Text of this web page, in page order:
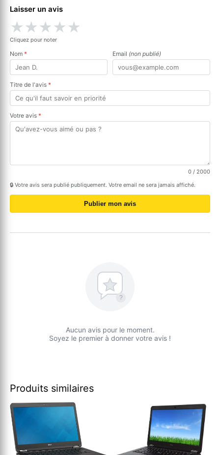
Laisser un avis
★★★★★
Cliquez pour noter
Nom * Email (non publié)
Titre de l'avis *
Votre avis *
0 / 2000
🔒 Votre avis sera publié publiquement. Votre email ne sera jamais affiché.
Publier mon avis
?
Aucun avis pour le moment.
Soyez le premier à donner votre avis !
Produits similaires